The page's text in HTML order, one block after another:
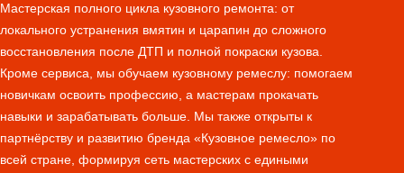
Мастерская полного цикла кузовного ремонта: от
локального устранения вмятин и царапин до сложного
восстановления после ДТП и полной покраски кузова.
Кроме сервиса, мы обучаем кузовному ремеслу: помогаем
новичкам освоить профессию, а мастерам прокачать
навыки и зарабатывать больше. Мы также открыты к
партнёрству и развитию бренда «Кузовное ремесло» по
всей стране, формируя сеть мастерских с едиными